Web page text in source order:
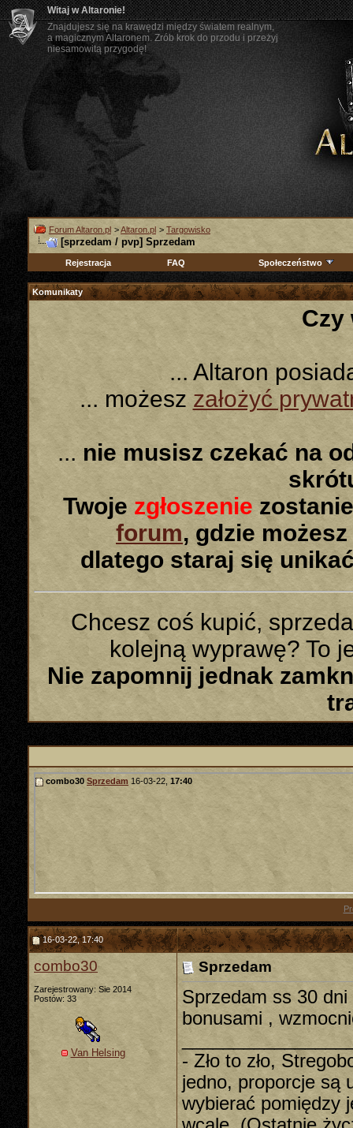
Witaj w Altaronie!
Znajdujesz się na krawędzi między światem realnym,
a magicznym Altaronem. Zrób krok do przodu i przeżyj
niesamowitą przygodę!
Forum Altaron.pl >Altaron.pl > Targowisko
[sprzedam / pvp] Sprzedam
Rejestracja FAQ Społeczeństwo
Komunikaty
Czy
... Altaron
... możeszzałożyć
... nie musisz czekać na
Twoje zgłoszenie
forum, gdzie
dlatego staraj się
Chcesz coś kupić,
kolejną wyprawę? To
Nie zapomnij jednak
combo30 Sprzedam 16-03-22, 17:40
16-03-22, 17:40
combo30
Zarejestrowany: Sie 2014
Postów: 33
Van Helsing
Sprzedam
Sprzedam ss 30
bonusami ,
- Zło to zło,
jedno, proporcje są
wybierać pomiędzy